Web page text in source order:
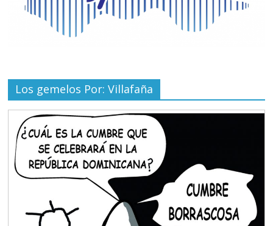
Los gemelos Por: Villafaña